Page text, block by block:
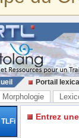
Portail lexical
Morphologie
TLFi Entrez